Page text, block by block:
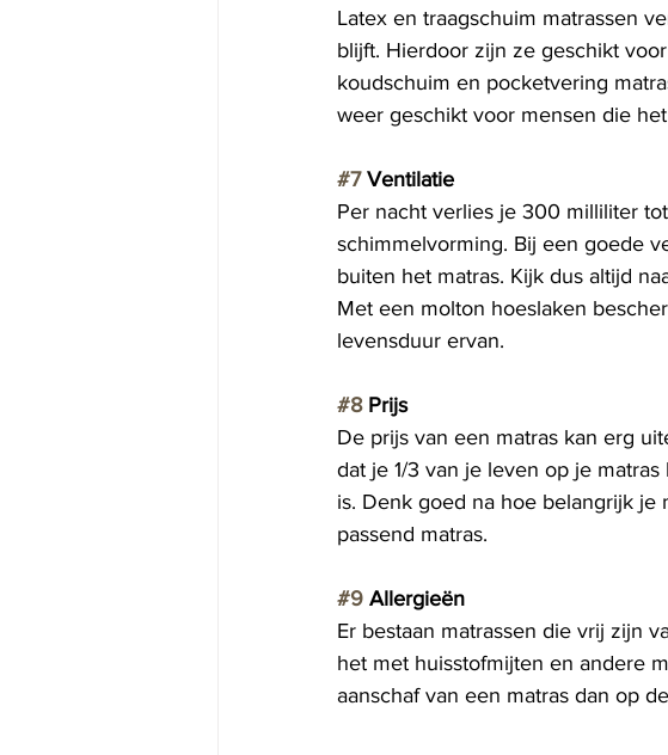
Latex en traagschuim matrassen
blijft. Hierdoor zijn ze geschikt
koudschuim en pocketvering
weer geschikt voor mensen die
#7 Ventilatie
Per nacht verlies je 300 milliliter
schimmelvorming. Bij een goede
buiten het matras. Kijk dus altijd
Met een molton hoeslaken
levensduur ervan.
#8 Prijs
De prijs van een matras kan erg
dat je 1/3 van je leven op je
is. Denk goed na hoe belangrijk je
passend matras.
#9 Allergieën
Er bestaan matrassen die vrij zijn
het met huisstofmijten en andere
aanschaf van een matras dan op